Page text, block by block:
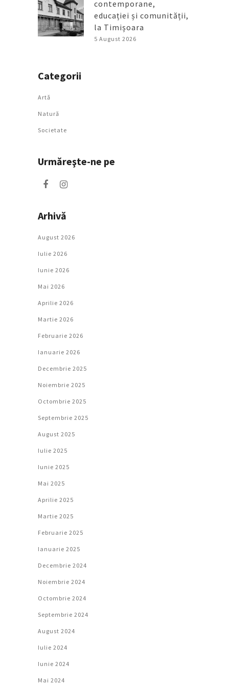
contemporane,
educației și comunității,
la Timișoara
5 August 2026
Categorii
Artǎ
Natură
Societate
Urmăreşte-ne pe
Arhivă
August 2026
Iulie 2026
Iunie 2026
Mai 2026
Aprilie 2026
Martie 2026
Februarie 2026
Ianuarie 2026
Decembrie 2025
Noiembrie 2025
Octombrie 2025
Septembrie 2025
August 2025
Iulie 2025
Iunie 2025
Mai 2025
Aprilie 2025
Martie 2025
Februarie 2025
Ianuarie 2025
Decembrie 2024
Noiembrie 2024
Octombrie 2024
Septembrie 2024
August 2024
Iulie 2024
Iunie 2024
Mai 2024